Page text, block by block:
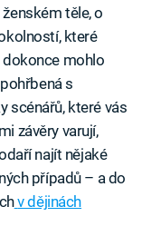
těle, o
které
dokonce mohlo
s
scénářů, které vás
závěry varují,
najít nějaké
případů – a do
v dějinách